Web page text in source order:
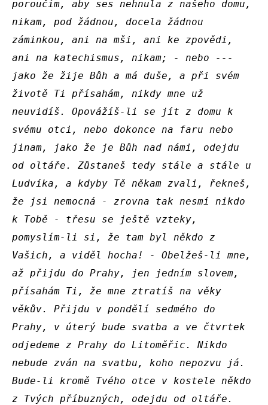
poroučím, aby ses nehnula z našeho domu,
nikam, pod žádnou, docela žádnou
záminkou, ani na mši, ani ke zpovědi,
ani na katechismus, nikam; - nebo ---
jako že žije Bůh a má duše, a při svém
životě Ti přísahám, nikdy mne už
neuvidíš. Opovážíš-li se jít z domu k
svému otci, nebo dokonce na faru nebo
jinam, jako že je Bůh nad námi, odejdu
od oltáře. Zůstaneš tedy stále a stále u
Ludvíka, a kdyby Tě někam zvali, řekneš,
že jsi nemocná - zrovna tak nesmí nikdo
k Tobě - třesu se ještě vzteky,
pomyslím-li si, že tam byl někdo z
Vašich, a viděl hocha! - Obelžeš-li mne,
až přijdu do Prahy, jen jedním slovem,
přísahám Ti, že mne ztratíš na věky
věkův.
Přijdu v pondělí sedmého do
Prahy, v úterý bude svatba a ve čtvrtek
odjedeme z Prahy do Litoměřic. Nikdo
nebude zván na svatbu, koho nepozvu já.
Bude-li kromě Tvého otce v kostele někdo
z Tvých příbuzných, odejdu od oltáře.